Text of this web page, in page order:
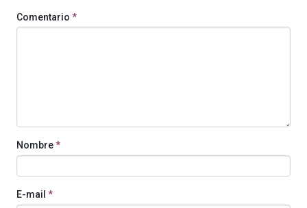
Comentario *
Nombre*
E-mail *